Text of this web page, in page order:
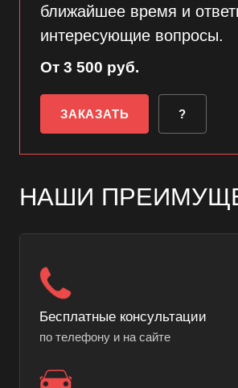
ближайшее время и
интересующие вопросы.
От 3 500 руб.
ЗАКАЗАТЬ ?
НАШИ
Бесплатные консультации
по телефону и на сайте